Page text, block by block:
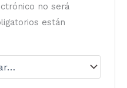
no será
están